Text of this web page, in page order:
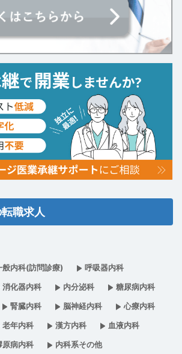
職求人
般内科(訪問診療)
呼吸器内科
消化器内科 内分泌科
糖尿病内科
腎臓内科 脳神経内科
心療内科
老年内科 漢方内科
血液内科
原病内科 内科系その他